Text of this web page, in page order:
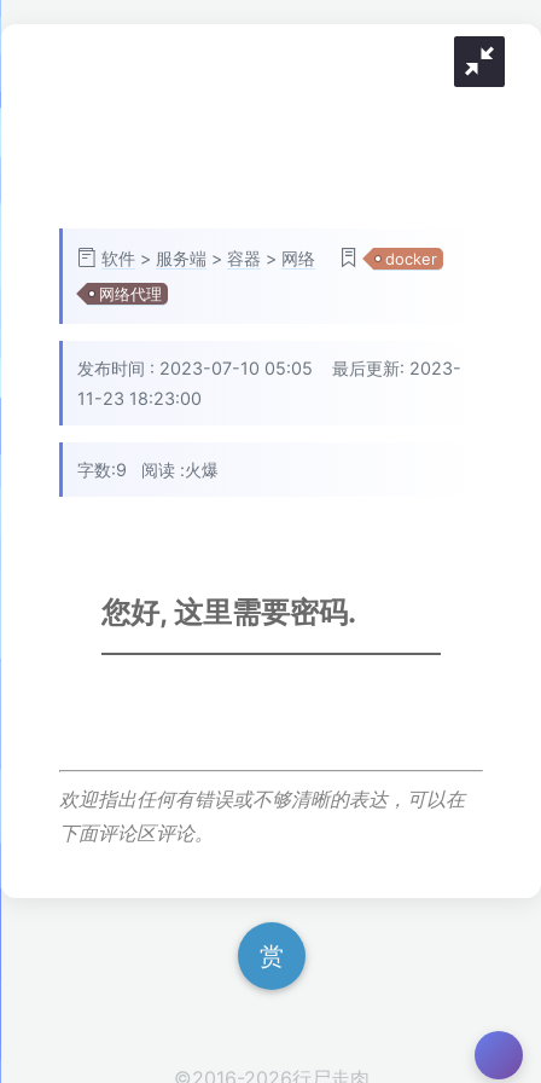
软件 > 服务端 > 容器 > 网络
docker
网络代理
发布时间 : 2023-07-10 05:05 最后更新: 2023-
11-23 18:23:00
字数:9 阅读 :火爆
您好, 这里需要密码.
欢迎指出任何有错误或不够清晰的表达，可以在
下面评论区评论。
赏
©2016-2026行尸走肉